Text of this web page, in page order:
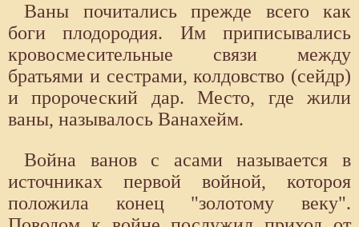
Ваны почитались прежде всего как
боги плодородия. Им приписывались
кровосмесительные связи между
братьями и сестрами, колдовство (сейдр)
и пророческий дар. Место, где жили
ваны, называлось Ванахейм.
Война ванов с асами называется в
источниках первой войной, котороя
положила конец "золотому веку".